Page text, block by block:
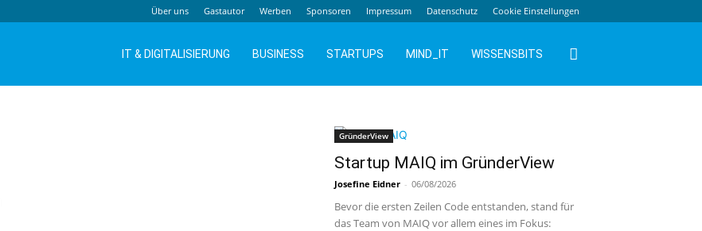
Über uns Gastautor Werben Sponsoren Impressum Datenschutz Cookie Einstellungen
IT & DIGITALISIERUNG BUSINESS STARTUPS MIND_IT WISSENSBITS
GründerView
Startup MAIQ im GründerView
Josefine Eidner - 06/08/2026
Bevor die ersten Zeilen Code entstanden, stand für
das Team von MAIQ vor allem eines im Fokus: